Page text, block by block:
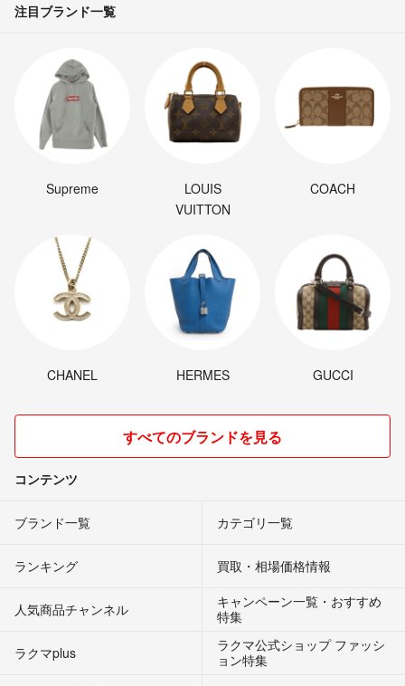
注目ブランド一覧
Supreme
LOUIS
VUITTON
COACH
CHANEL HERMES GUCCI
すべてのブランドを見る
コンテンツ
ブランド一覧 カテゴリ一覧
ランキング 買取・相場価格情報
人気商品チャンネル
キャンペーン一覧・おすすめ
特集
ラクマplus
ラクマ公式ショップ ファッシ
ョン特集